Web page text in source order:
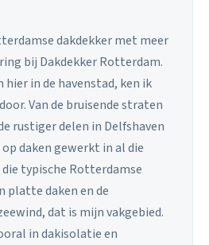
dakdekker met meer
bij Dakdekker Rotterdam.
in de havenstad, ken ik
Van de bruisende straten
rustiger delen in Delfshaven
daken gewerkt in al die
typische Rotterdamse
platte daken en de
dat is mijn vakgebied.
in dakisolatie en